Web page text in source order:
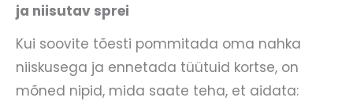
ja niisutav sprei
Kui soovite tõesti pommitada oma nahka
niiskusega ja ennetada tüütuid kortse, on
mõned nipid, mida saate teha, et aidata: